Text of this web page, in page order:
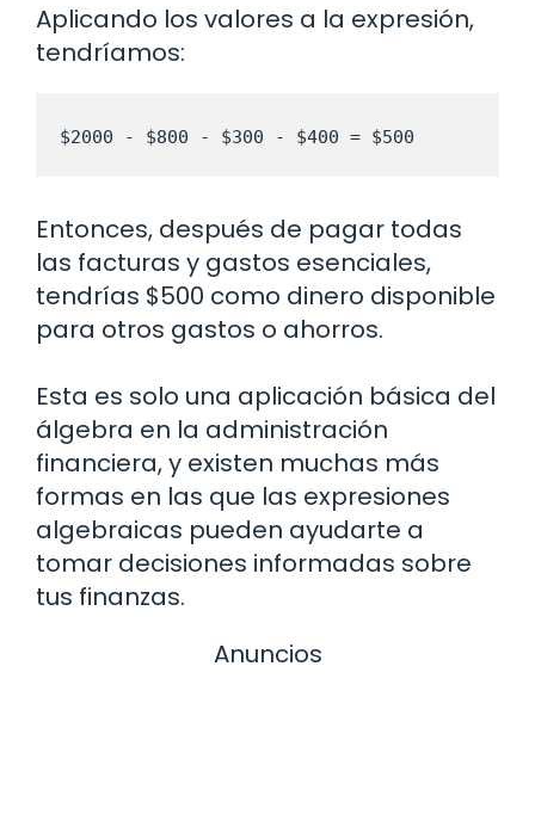
Aplicando los valores a la expresión,
tendríamos:
$2000 - $800 - $300 - $400 = $500
Entonces, después de pagar todas
las facturas y gastos esenciales,
tendrías $500 como dinero disponible
para otros gastos o ahorros.
Esta es solo una aplicación básica del
álgebra en la administración
financiera, y existen muchas más
formas en las que las expresiones
algebraicas pueden ayudarte a
tomar decisiones informadas sobre
tus finanzas.
Anuncios